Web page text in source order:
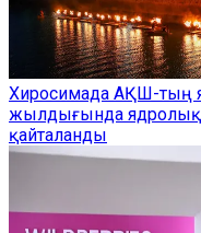
Хиросимада АҚШ-тың
жылдығында ядролық
қайталанды